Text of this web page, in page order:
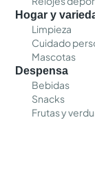
Hogar y
Limpieza
Cuidado
Mascotas
Despensa
Bebidas
Snacks
Frutas y